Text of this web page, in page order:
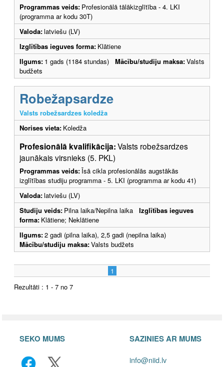
Programmas veids: Profesionālā tālākizglītība - 4. LKI
(programma ar kodu 30T)
Valoda:latviešu (LV)
Izglītības ieguves forma: Klātiene
Ilgums: 1 gads (1184 stundas) Mācību/studiju maksa:Valsts
budžets
Robežapsardze
Valsts robežsardzes koledža
Norises vieta: Koledža
Profesionālā kvalifikācija:Valsts robežsardzes
jaunākais virsnieks (5. PKL)
Programmas veids:Īsā cikla profesionālās augstākās
izglītības studiju programma - 5. LKI (programma ar kodu 41)
Valoda:latviešu (LV)
Studiju veids: Pilna laika/Nepilna laika Izglītības ieguves
forma: Klātiene; Neklātiene
Ilgums:2 gadi (pilna laika), 2,5 gadi (nepilna laika)
Mācību/studiju maksa:Valsts budžets
1
Rezultāti : 1 - 7 no 7
SEKO MUMS SAZINIES AR MUMS
info@niid.lv